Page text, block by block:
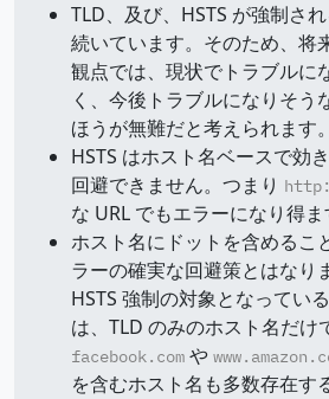
TLD、及び、HSTS が強制さ
続いています。そのため、将
観点では、現状でトラブルに
く、今後トラブルになりそう
ほうが無難だと考えられます。
HSTS はホスト名ベースで効
回避できません。つまり
な URL でもエラーになり得ま
ホスト名にドットを含めるこ
ラーの確実な回避策とはなり
HSTS 強制の対象となってい
は、TLD のみのホスト名だけ
facebook.com や
を含むホスト名も多数存在す